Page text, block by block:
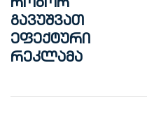
როგორ
გავუშვათ
ეფექტური
რეკლამა